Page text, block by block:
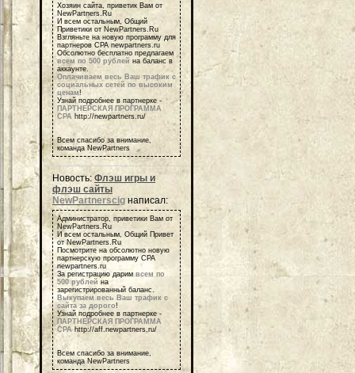
Хозяин сайта, приветик Вам от
NewPartners.Ru
И всем остальным, Общий
Приветики от NewPartners.Ru
Взгляньте на новую программу для
партнеров СРА newpartners.ru
Обсолютно бесплатно предлагаем
всем по 500 рублей на баланс в
аккаунте.
Оплачиваем весь Ваш трафик с
социальных сетей по высоким
ценам!
Узнай подробнее в партнерке -
ПАРТНЕРСКАЯ ПРОГРАММА
СРА http://newpartners.ru/
Всем спасибо за внимание,
команда NewPartners
Новость: Флэш игры и
флэш сайты
NewPartnerscig написал:
Администратор, приветики Вам от
NewPartners.Ru
И всем остальным, Общий Привет
от NewPartners.Ru
Посмотрите на обсолютно новую
партнерскую программу СРА
newpartners.ru
За регистрацию дарим всем по
500 рублей на
зарегистрированный баланс.
Выкупаем весь Ваш трафик с
сайта за дорого!
Узнай подробнее в партнерке -
ПАРТНЕРСКАЯ ПРОГРАММА
СРАhttp://aff.newpartners.ru/
Всем спасибо за внимание,
команда NewPartners